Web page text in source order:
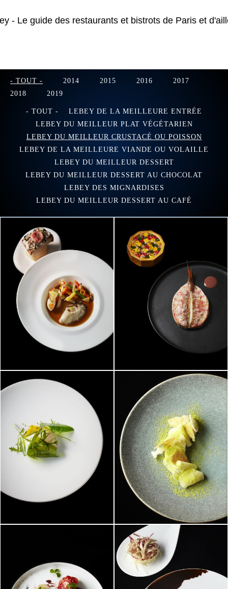
- TOUT - 2014 2015 2016
2017
2018
2019
- TOUT -
LEBEY DE LA MEILLEURE ENTRÉE
LEBEY DU MEILLEUR PLAT VÉGÉTARIEN
LEBEY DU MEILLEUR CRUSTACÉ OU POISSON
LEBEY DE LA MEILLEURE VIANDE OU VOLAILLE
LEBEY DU MEILLEUR DESSERT
LEBEY DU MEILLEUR DESSERT AU CHOCOLAT
LEBEY DES MIGNARDISES
LEBEY DU MEILLEUR DESSERT AU CAFÉ